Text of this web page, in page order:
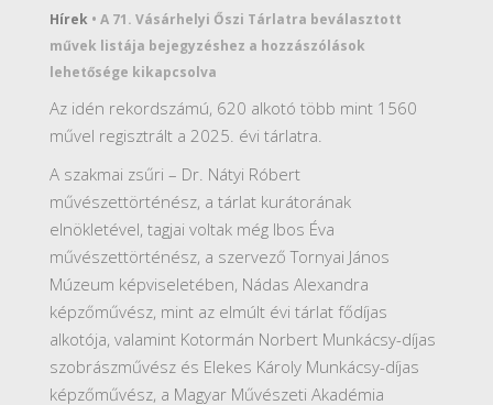
Hírek• A 71. Vásárhelyi Őszi Tárlatra beválasztott
művek listája bejegyzéshez a hozzászólások
lehetősége kikapcsolva
Az idén rekordszámú, 620 alkotó több mint 1560
művel regisztrált a 2025. évi tárlatra.
A szakmai zsűri – Dr. Nátyi Róbert
művészettörténész, a tárlat kurátorának
elnökletével, tagjai voltak még Ibos Éva
művészettörténész, a szervező Tornyai János
Múzeum képviseletében, Nádas Alexandra
képzőművész, mint az elmúlt évi tárlat fődíjas
alkotója, valamint Kotormán Norbert Munkácsy-díjas
szobrászművész és Elekes Károly Munkácsy-díjas
képzőművész, a Magyar Művészeti Akadémia